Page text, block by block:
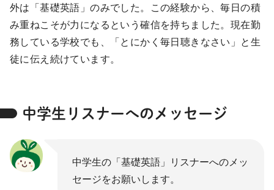
外は「基礎英語」のみでした。この経験から、毎日の積
み重ねこそが力になるという確信を持ちました。現在勤
務している学校でも、「とにかく毎日聴きなさい」と生
徒に伝え続けています。
中学生リスナーへのメッセージ
中学生の「基礎英語」リスナーへのメッ
セージをお願いします。